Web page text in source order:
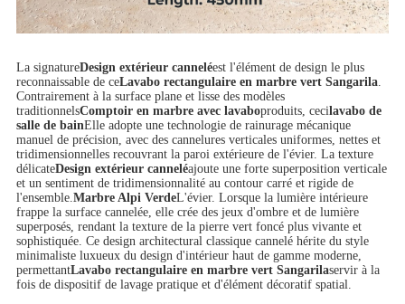
La signatureDesign extérieur canneléest l'élément de design le plus
reconnaissable de ceLavabo rectangulaire en marbre vert Sangarila.
Contrairement à la surface plane et lisse des modèles
traditionnelsComptoir en marbre avec lavaboproduits, cecilavabo de
salle de bainElle adopte une technologie de rainurage mécanique
manuel de précision, avec des cannelures verticales uniformes, nettes et
tridimensionnelles recouvrant la paroi extérieure de l'évier. La texture
délicateDesign extérieur canneléajoute une forte superposition verticale
et un sentiment de tridimensionnalité au contour carré et rigide de
l'ensemble. Marbre Alpi VerdeL'évier. Lorsque la lumière intérieure
frappe la surface cannelée, elle crée des jeux d'ombre et de lumière
superposés, rendant la texture de la pierre vert foncé plus vivante et
sophistiquée. Ce design architectural classique cannelé hérite du style
minimaliste luxueux du design d'intérieur haut de gamme moderne,
permettantLavabo rectangulaire en marbre vert Sangarilaservir à la
fois de dispositif de lavage pratique et d'élément décoratif spatial.